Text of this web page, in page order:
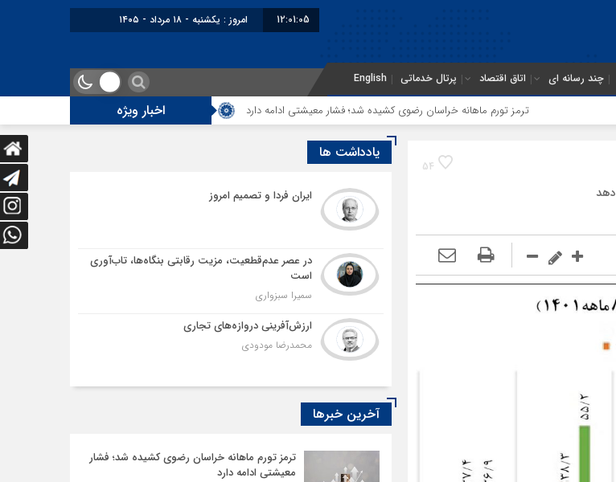
12:01:06 امروز : یکشنبه - ۱۸ مرداد - ۱۴۰۵
چند رسانه ای اتاق اقتصاد پرتال خدماتی English
اخبار ویژه ترمز تورم ماهانه خراسان رضوی کشیده شد؛ فشار معیشتی ادامه دارد
54
یادداشت ها
ایران فردا و تصمیم امروز
در عصر عدم‌قطعیت، مزیت رقابتی بنگاه‌ها، تاب‌آوری
است
سمیرا سبزواری
ارزش‌آفرینی دروازه‌های تجاری
محمدرضا مودودی
آخرین خبرها
ترمز تورم ماهانه خراسان رضوی کشیده شد؛ فشار
معیشتی ادامه دارد